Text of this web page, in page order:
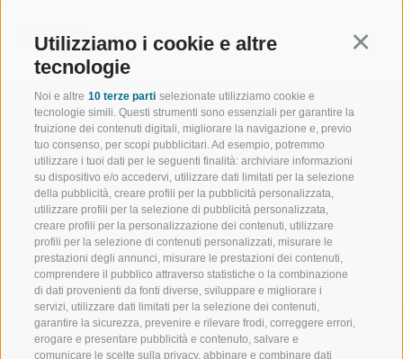
Utilizziamo i cookie e altre
tecnologie
Noi e altre 10 terze parti selezionate utilizziamo cookie e
tecnologie simili. Questi strumenti sono essenziali per garantire la
fruizione dei contenuti digitali, migliorare la navigazione e, previo
tuo consenso, per scopi pubblicitari. Ad esempio, potremmo
utilizzare i tuoi dati per le seguenti finalità: archiviare informazioni
su dispositivo e/o accedervi, utilizzare dati limitati per la selezione
della pubblicità, creare profili per la pubblicità personalizzata,
utilizzare profili per la selezione di pubblicità personalizzata,
creare profili per la personalizzazione dei contenuti, utilizzare
profili per la selezione di contenuti personalizzati, misurare le
prestazioni degli annunci, misurare le prestazioni dei contenuti,
comprendere il pubblico attraverso statistiche o la combinazione
di dati provenienti da fonti diverse, sviluppare e migliorare i
servizi, utilizzare dati limitati per la selezione dei contenuti,
garantire la sicurezza, prevenire e rilevare frodi, correggere errori,
erogare e presentare pubblicità e contenuto, salvare e
comunicare le scelte sulla privacy, abbinare e combinare dati
BENVENUTI NELLA REGIONE
TURISTICA DI RACINES
VAL GIOVO
VAL RACINES
VAL RIDANNA
IMPIANTI DI RISALITA
SPORT E
MOMENTI
SCIARE
ESCURSIONI
ALTA
BIKE